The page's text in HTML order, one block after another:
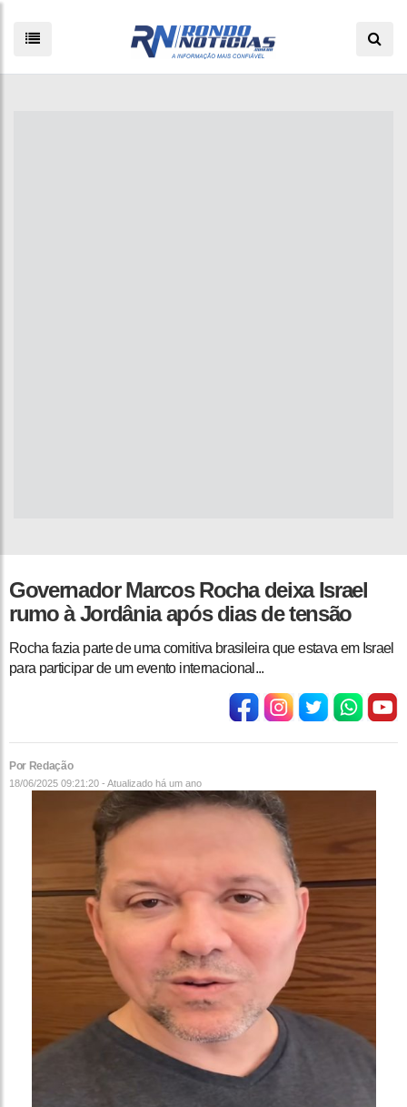
Governador Marcos Rocha deixa Israel
rumo à Jordânia após dias de tensão
Rocha fazia parte de uma comitiva brasileira que estava em Israel
para participar de um evento internacional...
Por Redação
18/06/2025 09:21:20 - Atualizado há um ano